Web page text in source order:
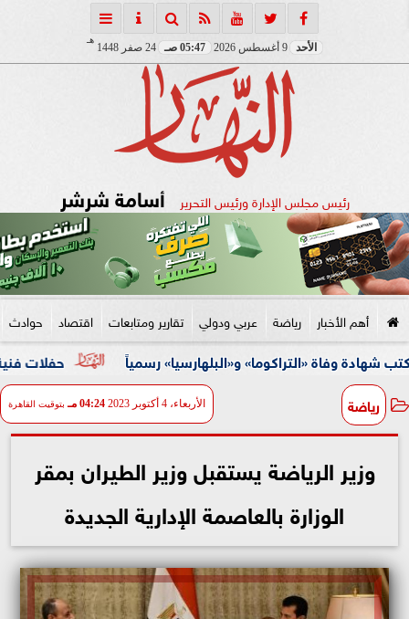
الأحد 05:47 صـ 24 صفر 1448
هـ
رئيس مجلس الإدارة ورئيس التحرير أسامة شرشر
أهم الأخبار رياضة عربي ودولي تقارير ومتابعات اقتصاد حوادث
حفلات فنية وأنشطة «التراكوما» و«البلهارسيا» رسمياً
رياضة الأربعاء، 4 أكتوبر 2023 04:24 مـ بتوقيت القاهرة
وزير الرياضة يستقبل وزير الطيران بمقر
الوزارة بالعاصمة الإدارية الجديدة